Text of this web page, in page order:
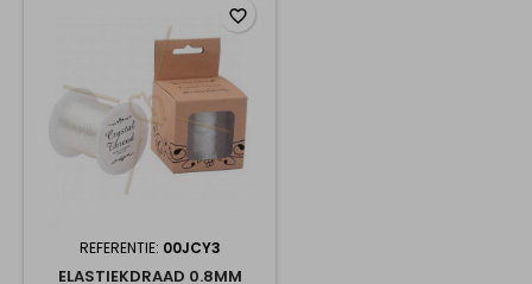
REFERENTIE: 00JCY3
ELASTIEKDRAAD 0.8MM
favorite_border